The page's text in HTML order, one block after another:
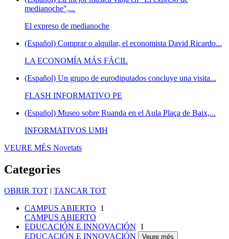
medianoche",...
El expreso de medianoche
(Español) Comprar o alquilar, el economista David Ricardo...
LA ECONOMÍA MÁS FÁCIL
(Español) Un grupo de eurodiputados concluye una visita...
FLASH INFORMATIVO PE
(Español) Museo sobre Ruanda en el Aula Plaça de Baix,...
INFORMATIVOS UMH
VEURE MÉS Novetats
Categories
OBRIR TOT | TANCAR TOT
CAMPUS ABIERTO 1
CAMPUS ABIERTO
EDUCACIÓN E INNOVACIÓN 1
EDUCACIÓN E INNOVACIÓN
Veure més